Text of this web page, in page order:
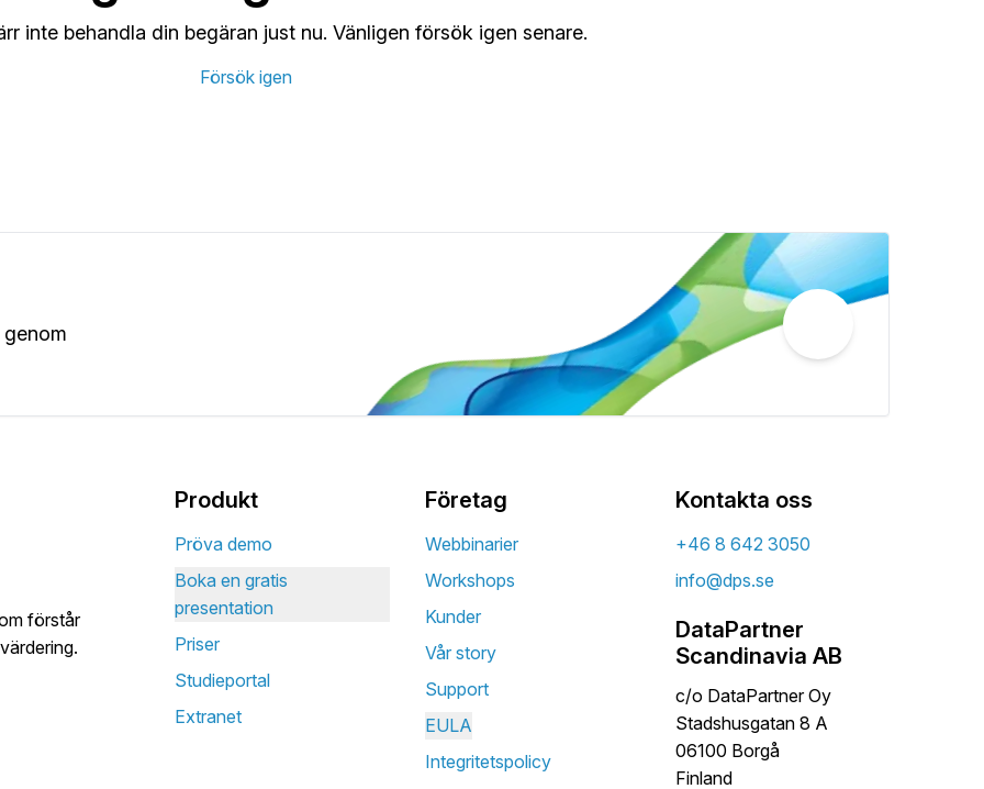
verksamheter inkl. elimineringar och valutakonvertering för
ur ägarnas synvinkel.
inte behandla din begäran just nu. Vänligen försök igen senare.
Försök igen
förstår
Produkt
Pröva demo
Boka en gratis
presentation
Priser
Studieportal
Extranet
Företag
Webbinarier
Workshops
Kunder
Vår story
Support
EULA
Integritetspolicy
Kontakta oss
+46 8 642 3050
info@dps.se
DataPartner
Scandinavia AB
c/o DataPartner Oy
Stadshusgatan 8 A
06100 Borgå
Finland